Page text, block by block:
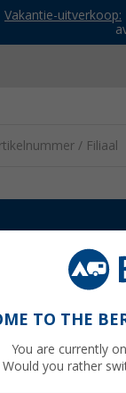
Vakantie-uitverkoop:
Technologie
TO THE
You are currently
Would you rather